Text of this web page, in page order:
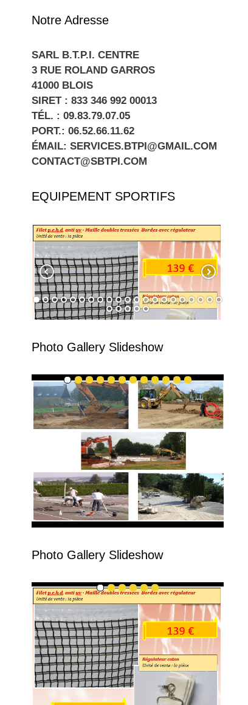
Notre Adresse
SARL B.T.P.I. CENTRE
3 RUE ROLAND GARROS
41000 BLOIS
SIRET : 833 346 992 00013
TÉL. : 09.83.79.07.05
PORT.: 06.52.66.11.62
ÉMAIL: SERVICES.BTPI@GMAIL.COM
CONTACT@SBTPI.COM
EQUIPEMENT SPORTIFS
Photo Gallery Slideshow
Photo Gallery Slideshow